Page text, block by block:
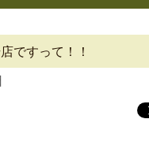
ですって！！